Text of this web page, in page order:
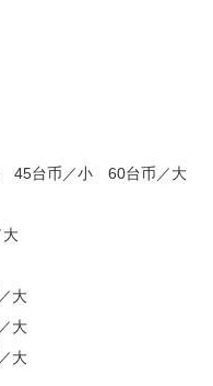
45台币／小 60台币／大
大
大
大